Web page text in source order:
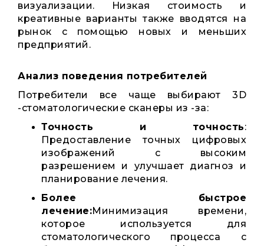
визуализации. Низкая стоимость и
креативные варианты также вводятся на
рынок с помощью новых и меньших
предприятий.
Анализ поведения потребителей
Потребители все чаще выбирают 3D
-стоматологические сканеры из -за:
Точность и точность:
Предоставление точных цифровых
изображений с высоким
разрешением и улучшает диагноз и
планирование лечения.
Более быстрое
лечение:Минимизация времени,
которое используется для
стоматологического процесса с